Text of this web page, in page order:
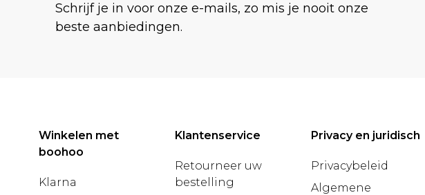
Schrijf je in voor onze e-mails, zo mis je nooit onze
beste aanbiedingen.
Winkelen met
boohoo
Klarna
Klantenservice
Retourneer uw
bestelling
Privacy en juridisch
Privacybeleid
Algemene